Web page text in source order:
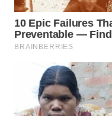
BINJAI
WN
CIREBON
WN
INDRAMAYU